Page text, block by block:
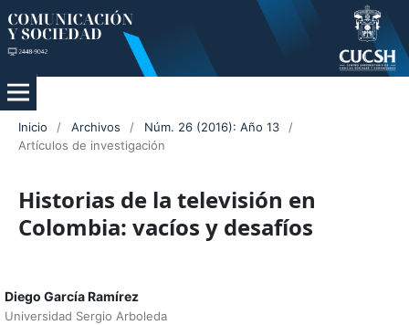
Inicio / Archivos / Núm. 26 (2016): Año 13
/
Artículos de investigación
Historias de la televisión en
Colombia: vacíos y desafíos
Diego García Ramírez
Universidad Sergio Arboleda